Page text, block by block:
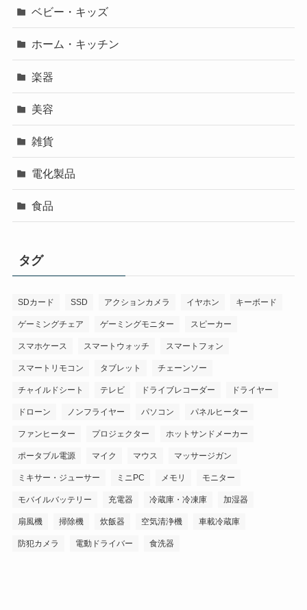
ベビー・キッズ
ホーム・キッチン
楽器
美容
雑貨
電化製品
食品
タグ
SDカード SSD アクションカメラ イヤホン キーボード
ゲーミングチェア ゲーミングモニター スピーカー
スマホケース スマートウォッチ スマートフォン
スマートリモコン タブレット チェーンソー
チャイルドシート テレビ ドライブレコーダー ドライヤー
ドローン ノンフライヤー パソコン パネルヒーター
ファンヒーター プロジェクター ホットサンドメーカー
ポータブル電源 マイク マウス マッサージガン
ミキサー・ジューサー ミニPC メモリ モニター
モバイルバッテリー 充電器 冷蔵庫・冷凍庫 加湿器
扇風機 掃除機 炊飯器 空気清浄機 車載冷蔵庫
防犯カメラ 電動ドライバー 食洗器